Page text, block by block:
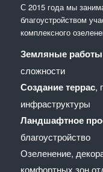
С 2015 года мы
благоустройством
комплексного
Земляные работы
сложности
Создание террас,
инфраструктуры
Ландшафтное
благоустройство
Озеленение,
комфортных зон